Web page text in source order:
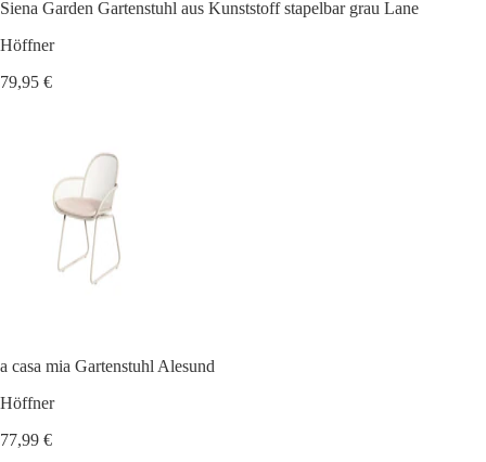
Siena Garden Gartenstuhl aus Kunststoff stapelbar grau Lane
Höffner
79,95 €
a casa mia Gartenstuhl Alesund
Höffner
77,99 €